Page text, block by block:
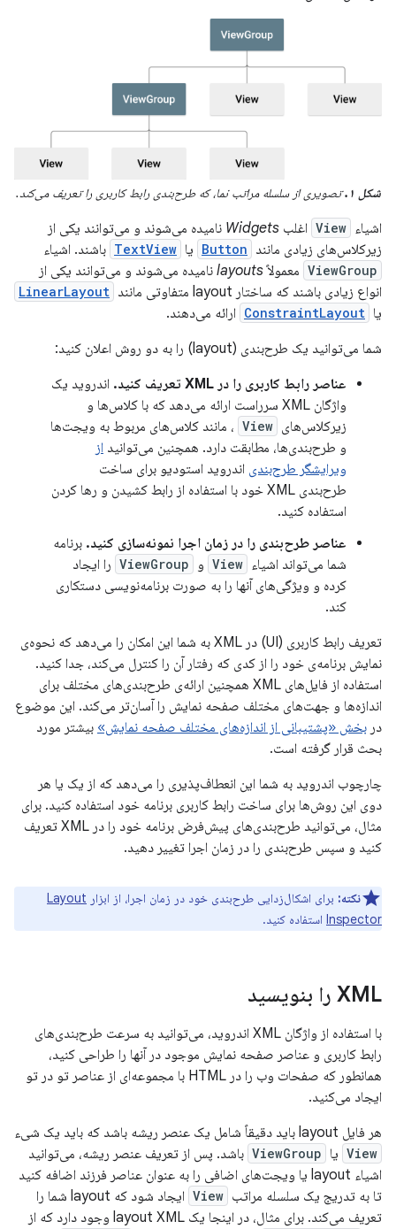
شکل ۱. تصویری از سلسله مراتب نما، که طرح‌بندی رابط کاربری را تعریف می‌کند.
اشیاء View اغلب Widgets نامیده می‌شوند و می‌توانند یکی از
زیرکلاس‌های زیادی مانند Button یا TextView باشند. اشیاء
ViewGroup معمولاًlayouts نامیده می‌شوند و می‌توانند یکی از
انواع زیادی باشند که ساختار layout متفاوتی مانند
LinearLayout
یا ConstraintLayout ارائه می‌دهند.
شما می‌توانید یک طرح‌بندی (layout) را به دو روش اعلان کنید:
عناصر رابط کاربری را در XML تعریف کنید.
اندروید یک
واژگان XML سرراست ارائه می‌دهد که با کلاس‌ها و
زیرکلاس‌های View ، مانند کلاس‌های مربوط به ویجت‌ها
و طرح‌بندی‌ها، مطابقت دارد. همچنین می‌توانید از
ویرایشگر طرح‌بندی اندروید استودیو برای ساخت
طرح‌بندی XML خود با استفاده از رابط کشیدن و رها کردن
استفاده کنید.
عناصر طرح‌بندی را در زمان اجرا نمونه‌سازی کنید. برنامه
شما می‌تواند اشیاء View و ViewGroup را ایجاد
کرده و ویژگی‌های آنها را به صورت برنامه‌نویسی دستکاری
کند.
تعریف رابط کاربری (UI) در XML به شما این امکان را می‌دهد که نحوه‌ی
نمایش برنامه‌ی خود را از کدی که رفتار آن را کنترل می‌کند، جدا کنید.
استفاده از فایل‌های XML همچنین ارائه‌ی طرح‌بندی‌های مختلف برای
اندازه‌ها و جهت‌های مختلف صفحه نمایش را آسان‌تر می‌کند. این موضوع
در بخش «پشتیبانی از اندازه‌های مختلف صفحه نمایش» بیشتر مورد
بحث قرار گرفته است.
چارچوب اندروید به شما این انعطاف‌پذیری را می‌دهد که از یک یا هر
دوی این روش‌ها برای ساخت رابط کاربری برنامه خود استفاده کنید. برای
مثال، می‌توانید طرح‌بندی‌های پیش‌فرض برنامه خود را در XML تعریف
کنید و سپس طرح‌بندی را در زمان اجرا تغییر دهید.
نکته: برای اشکال‌زدایی طرح‌بندی خود در زمان اجرا، از ابزار Layout
Inspector استفاده کنید.
XML را بنویسید
با استفاده از واژگان XML اندروید، می‌توانید به سرعت طرح‌بندی‌های
رابط کاربری و عناصر صفحه نمایش موجود در آنها را طراحی کنید،
همانطور که صفحات وب را در HTML با مجموعه‌ای از عناصر تو در تو
ایجاد می‌کنید.
هر فایل layout باید دقیقاً شامل یک عنصر ریشه باشد که باید یک شیء
View یا ViewGroup باشد. پس از تعریف عنصر ریشه، می‌توانید
اشیاء layout یا ویجت‌های اضافی را به عنوان عناصر فرزند اضافه کنید
تا به تدریج یک سلسله مراتب View
ایجاد شود که layout شما را
تعریف می‌کند. برای مثال، در اینجا یک layout XML وجود دارد که از